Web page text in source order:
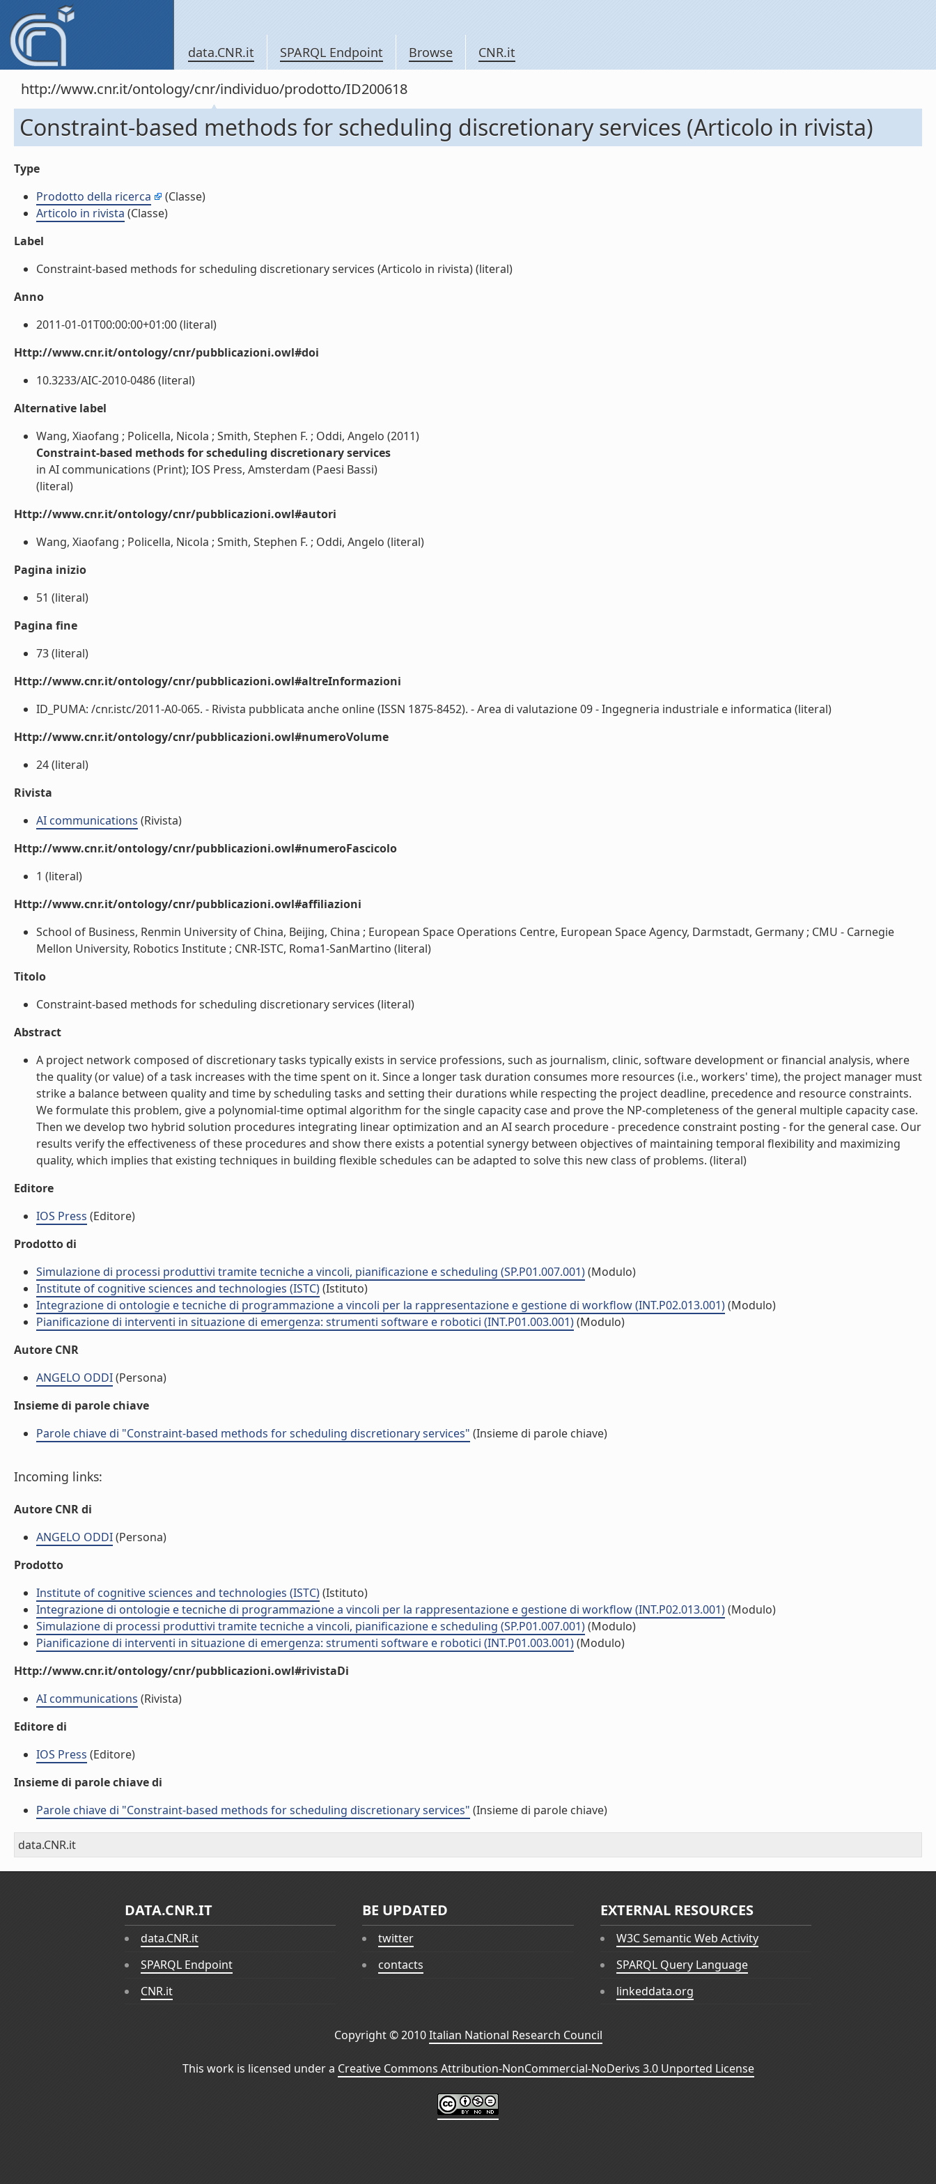
data.CNR.it SPARQL Endpoint Browse CNR.it
http://www.cnr.it/ontology/cnr/individuo/prodotto/ID200618
Constraint-based methods for scheduling discretionary services (Articolo in rivista)
Type
Prodotto della ricerca
(Classe)
Articolo in rivista (Classe)
Label
Constraint-based methods for scheduling discretionary services (Articolo in rivista) (literal)
Anno
2011-01-01T00:00:00+01:00 (literal)
Http://www.cnr.it/ontology/cnr/pubblicazioni.owl#doi
10.3233/AIC-2010-0486 (literal)
Alternative label
Wang, Xiaofang ; Policella, Nicola ; Smith, Stephen F. ; Oddi, Angelo (2011)
Constraint-based methods for scheduling discretionary services
in AI communications (Print); IOS Press, Amsterdam (Paesi Bassi)
(literal)
Http://www.cnr.it/ontology/cnr/pubblicazioni.owl#autori
Wang, Xiaofang ; Policella, Nicola ; Smith, Stephen F. ; Oddi, Angelo (literal)
Pagina inizio
51 (literal)
Pagina fine
73 (literal)
Http://www.cnr.it/ontology/cnr/pubblicazioni.owl#altreInformazioni
ID_PUMA: /cnr.istc/2011-A0-065. - Rivista pubblicata anche online (ISSN 1875-8452). - Area di valutazione 09 - Ingegneria industriale e informatica (literal)
Http://www.cnr.it/ontology/cnr/pubblicazioni.owl#numeroVolume
24 (literal)
Rivista
AI communications (Rivista)
Http://www.cnr.it/ontology/cnr/pubblicazioni.owl#numeroFascicolo
1 (literal)
Http://www.cnr.it/ontology/cnr/pubblicazioni.owl#affiliazioni
School of Business, Renmin University of China, Beijing, China ; European Space Operations Centre, European Space Agency, Darmstadt, Germany ; CMU - Carnegie
Mellon University, Robotics Institute ; CNR-ISTC, Roma1-SanMartino (literal)
Titolo
Constraint-based methods for scheduling discretionary services (literal)
Abstract
A project network composed of discretionary tasks typically exists in service professions, such as journalism, clinic, software development or financial analysis, where
the quality (or value) of a task increases with the time spent on it. Since a longer task duration consumes more resources (i.e., workers' time), the project manager must
strike a balance between quality and time by scheduling tasks and setting their durations while respecting the project deadline, precedence and resource constraints.
We formulate this problem, give a polynomial-time optimal algorithm for the single capacity case and prove the NP-completeness of the general multiple capacity case.
Then we develop two hybrid solution procedures integrating linear optimization and an AI search procedure - precedence constraint posting - for the general case. Our
results verify the effectiveness of these procedures and show there exists a potential synergy between objectives of maintaining temporal flexibility and maximizing
quality, which implies that existing techniques in building flexible schedules can be adapted to solve this new class of problems. (literal)
Editore
IOS Press (Editore)
Prodotto di
Simulazione di processi produttivi tramite tecniche a vincoli, pianificazione e scheduling (SP.P01.007.001)(Modulo)
Institute of cognitive sciences and technologies (ISTC)(Istituto)
Integrazione di ontologie e tecniche di programmazione a vincoli per la rappresentazione e gestione di workflow (INT.P02.013.001)(Modulo)
Pianificazione di interventi in situazione di emergenza: strumenti software e robotici (INT.P01.003.001)(Modulo)
Autore CNR
ANGELO ODDI(Persona)
Insieme di parole chiave
Parole chiave di "Constraint-based methods for scheduling discretionary services" (Insieme di parole chiave)
Incoming links:
Autore CNR di
ANGELO ODDI(Persona)
Prodotto
Institute of cognitive sciences and technologies (ISTC)(Istituto)
Integrazione di ontologie e tecniche di programmazione a vincoli per la rappresentazione e gestione di workflow (INT.P02.013.001)(Modulo)
Simulazione di processi produttivi tramite tecniche a vincoli, pianificazione e scheduling (SP.P01.007.001)(Modulo)
Pianificazione di interventi in situazione di emergenza: strumenti software e robotici (INT.P01.003.001)(Modulo)
Http://www.cnr.it/ontology/cnr/pubblicazioni.owl#rivistaDi
AI communications (Rivista)
Editore di
IOS Press (Editore)
Insieme di parole chiave di
Parole chiave di "Constraint-based methods for scheduling discretionary services" (Insieme di parole chiave)
data.CNR.it
DATA.CNR.IT
data.CNR.it
SPARQL Endpoint
CNR.it
BE UPDATED
twitter
contacts
EXTERNAL RESOURCES
W3C Semantic Web Activity
SPARQL Query Language
linkeddata.org
Copyright © 2010Italian National Research Council
This work is licensed under a Creative Commons Attribution-NonCommercial-NoDerivs 3.0 Unported License